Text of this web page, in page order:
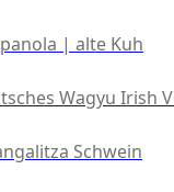
| alte Kuh
Wagyu Irish
Schwein